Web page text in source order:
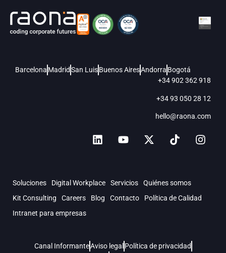
Barcelona MadridSan LuisBuenos AiresAndorra Bogotá
+34 902 362 918
+34 93 050 28 12
hello@raona.com
Soluciones Digital Workplace Servicios
Quiénes somos
Kit Consulting
Careers Blog Contacto
Política de Calidad
Intranet para empresas
Canal InformanteAviso legal Política de privacidad